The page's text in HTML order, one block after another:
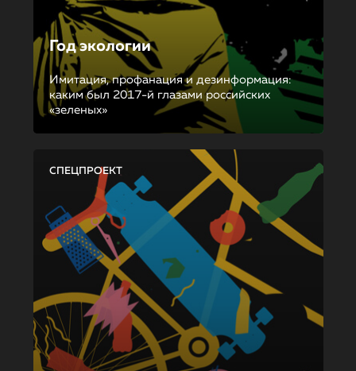
Год экологии
Имитация, профанация и дезинформация:
каким был 2017-й глазами российских
«зеленых»
СПЕЦПРОЕКТ